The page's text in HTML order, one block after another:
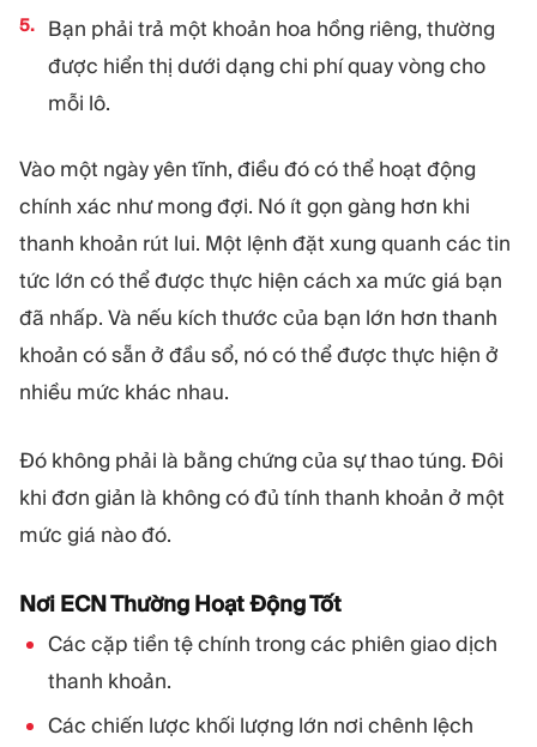
Bạn phải trả một khoản hoa hồng riêng, thường
được hiển thị dưới dạng chi phí quay vòng cho
mỗi lô.
Vào một ngày yên tĩnh, điều đó có thể hoạt động
chính xác như mong đợi. Nó ít gọn gàng hơn khi
thanh khoản rút lui. Một lệnh đặt xung quanh các tin
tức lớn có thể được thực hiện cách xa mức giá bạn
đã nhấp. Và nếu kích thước của bạn lớn hơn thanh
khoản có sẵn ở đầu sổ, nó có thể được thực hiện ở
nhiều mức khác nhau.
Đó không phải là bằng chứng của sự thao túng. Đôi
khi đơn giản là không có đủ tính thanh khoản ở một
mức giá nào đó.
Nơi ECN Thường Hoạt Động Tốt
Các cặp tiền tệ chính trong các phiên giao dịch
thanh khoản.
Các chiến lược khối lượng lớn nơi chênh lệch